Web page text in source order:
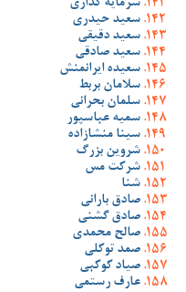
سرمایه گذاری
سعید حیدری
سعید دقیقی
سعید صادقی
سعیده ایرانمنش
سلامان بربط
سلمان بحرانی
سمیه عباسپور
سینا منشازاده
شروین بزرگ
شرکت مس
شنا
صادق بارانی
صادق گشنی
صالح محمدی
صمد توکلی
صیاد کوکبی
عارف رستمی